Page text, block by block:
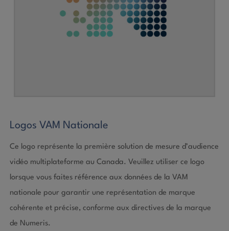
Logos VAM Nationale
Ce logo représente la première solution de mesure d’audience
vidéo multiplateforme au Canada. Veuillez utiliser ce logo
lorsque vous faites référence aux données de la VAM
nationale pour garantir une représentation de marque
cohérente et précise, conforme aux directives de la marque
de Numeris.